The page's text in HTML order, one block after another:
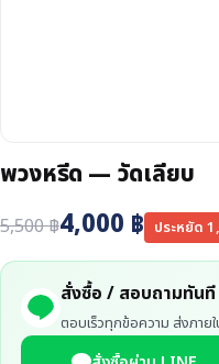
พวงหรีด — วัดเลียบ
5,500฿4,000 ฿ ประหยัด
สั่งซื้อ / สอบถามทันที
ตอบเร็วทุกข้อความ ส่งภาย